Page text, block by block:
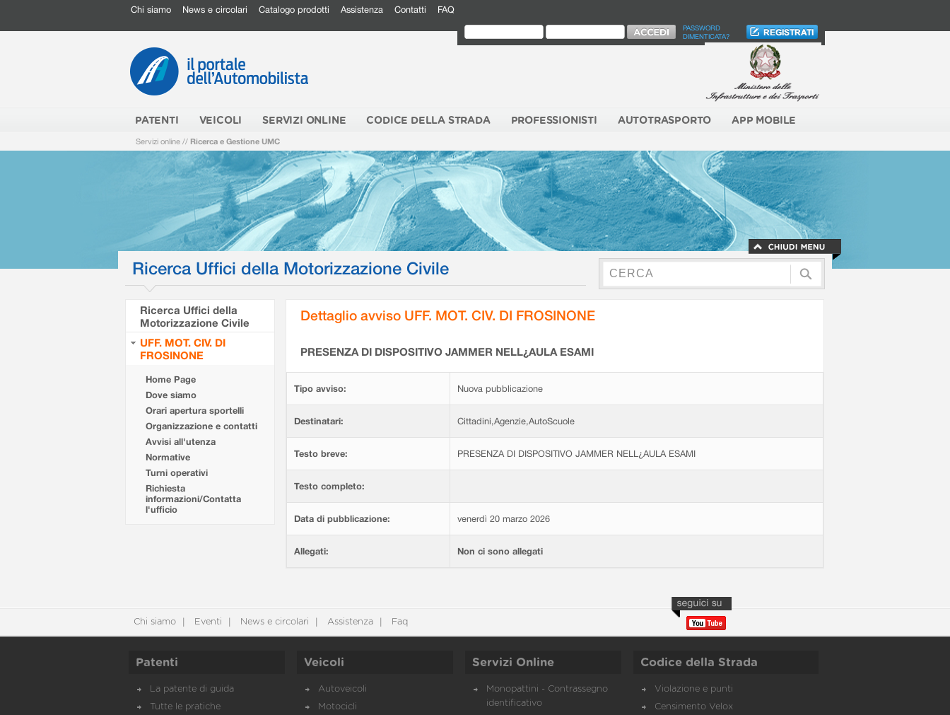
Chi siamo News e circolari Catalogo prodotti Assistenza Contatti FAQ
PASSWORD
DIMENTICATA?
PATENTI VEICOLI SERVIZI ONLINE CODICE DELLA STRADA PROFESSIONISTI AUTOTRASPORTO APP MOBILE
Servizi online // Ricerca e Gestione UMC
Ricerca Uffici della Motorizzazione Civile
Ricerca Uffici della
Motorizzazione Civile
UFF. MOT. CIV. DI
FROSINONE
Home Page
Dove siamo
Orari apertura sportelli
Organizzazione e contatti
Avvisi all'utenza
Normative
Turni operativi
Richiesta
informazioni/Contatta
l'ufficio
Dettaglio avviso UFF. MOT. CIV. DI FROSINONE
PRESENZA DI DISPOSITIVO JAMMER NELL¿AULA ESAMI
Tipo avviso: Nuova pubblicazione
Destinatari: Cittadini,Agenzie,AutoScuole
Testo breve: PRESENZA DI DISPOSITIVO JAMMER NELL¿AULA ESAMI
Testo completo:
Data di pubblicazione: venerdì 20 marzo 2026
Allegati: Non ci sono allegati
Chi siamo Eventi News e circolari Assistenza Faq
Patenti
La patente di guida
Tutte le pratiche
Veicoli
Autoveicoli
Motocicli
Servizi Online
Monopattini - Contrassegno
identificativo
Codice della Strada
Violazione e punti
Censimento Velox